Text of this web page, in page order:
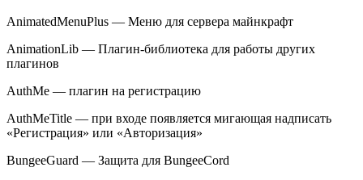
AnimatedMenuPlus — Меню для сервера майнкрафт
AnimationLib — Плагин-библиотека для работы других
плагинов
AuthMe — плагин на регистрацию
AuthMeTitle — при входе появляется мигающая надписать
«Регистрация» или «Авторизация»
BungeeGuard — Защита для BungeeCord